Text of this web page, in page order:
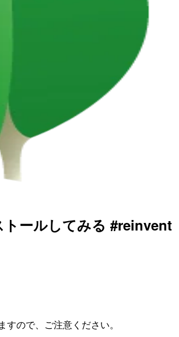
ールしてみる #reinvent
ので、ご注意ください。